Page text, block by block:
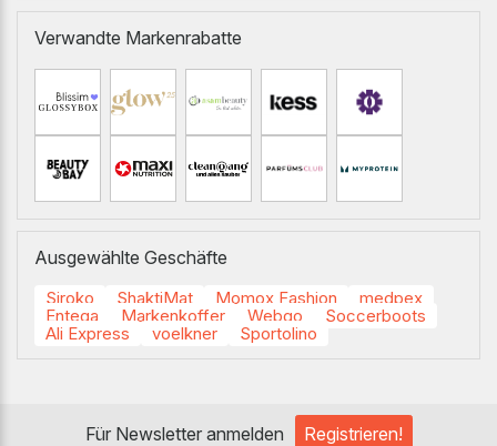
Verwandte Markenrabatte
Ausgewählte Geschäfte
Siroko ShaktiMat Momox Fashion
medpex
Entega
Markenkoffer Webgo
Soccerboots
Ali Express
voelkner Sportolino
Für Newsletter anmelden Registrieren!